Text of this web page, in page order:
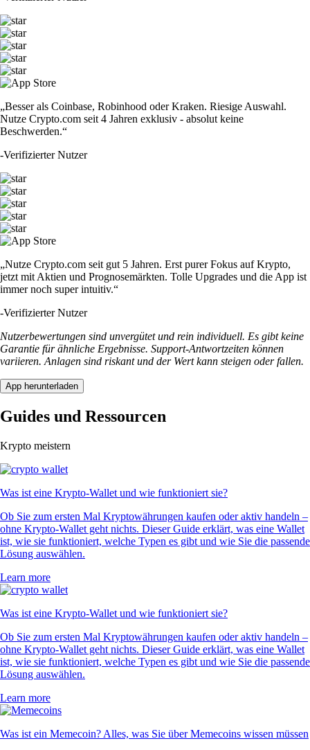
„Besser als Coinbase, Robinhood oder Kraken. Riesige Auswahl.
Nutze Crypto.com seit 4 Jahren exklusiv - absolut keine
Beschwerden.“
-Verifizierter Nutzer
„Nutze Crypto.com seit gut 5 Jahren. Erst purer Fokus auf Krypto,
jetzt mit Aktien und Prognosemärkten. Tolle Upgrades und die App ist
immer noch super intuitiv.“
-Verifizierter Nutzer
Nutzerbewertungen sind unvergütet und rein individuell. Es gibt keine
Garantie für ähnliche Ergebnisse. Support-Antwortzeiten können
variieren. Anlagen sind riskant und der Wert kann steigen oder fallen.
App herunterladen
Guides und Ressourcen
Krypto meistern
Was ist eine Krypto-Wallet und wie funktioniert sie?
Ob Sie zum ersten Mal Kryptowährungen kaufen oder aktiv handeln –
ohne Krypto-Wallet geht nichts. Dieser Guide erklärt, was eine Wallet
ist, wie sie funktioniert, welche Typen es gibt und wie Sie die passende
Lösung auswählen.
Learn more
Was ist eine Krypto-Wallet und wie funktioniert sie?
Ob Sie zum ersten Mal Kryptowährungen kaufen oder aktiv handeln –
ohne Krypto-Wallet geht nichts. Dieser Guide erklärt, was eine Wallet
ist, wie sie funktioniert, welche Typen es gibt und wie Sie die passende
Lösung auswählen.
Learn more
Was ist ein Memecoin? Alles, was Sie über Memecoins wissen müssen